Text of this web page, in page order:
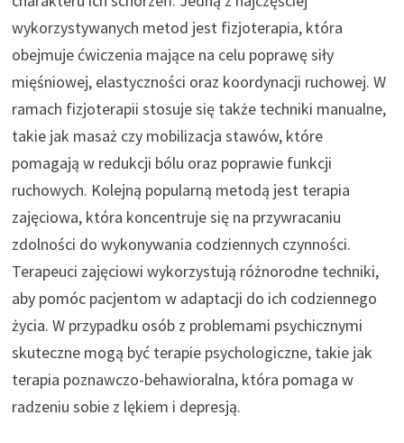
wykorzystywanych metod jest fizjoterapia, która
obejmuje ćwiczenia mające na celu poprawę siły
mięśniowej, elastyczności oraz koordynacji ruchowej. W
ramach fizjoterapii stosuje się także techniki manualne,
takie jak masaż czy mobilizacja stawów, które
pomagają w redukcji bólu oraz poprawie funkcji
ruchowych. Kolejną popularną metodą jest terapia
zajęciowa, która koncentruje się na przywracaniu
zdolności do wykonywania codziennych czynności.
Terapeuci zajęciowi wykorzystują różnorodne techniki,
aby pomóc pacjentom w adaptacji do ich codziennego
życia. W przypadku osób z problemami psychicznymi
skuteczne mogą być terapie psychologiczne, takie jak
terapia poznawczo-behawioralna, która pomaga w
radzeniu sobie z lękiem i depresją.